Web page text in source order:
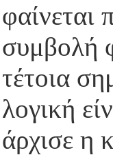
φαίνεται
συμβολή
τέτοια
λογική
άρχισε η